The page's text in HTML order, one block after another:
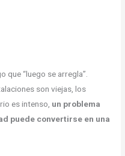
que “luego se arregla”.
son viejas, los
es intenso, un problema
puede convertirse en una